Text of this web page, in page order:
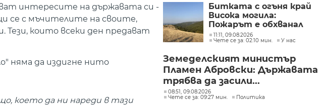
интересите на държавата си -
се с мъчителите на своите,
които всеки ден предават
няма да издигне нито
което да ни нареди в тази
Михайлова
Битката с огъня край
Висока могила:
Пожарът е обхванал
около 1200 декара сухи
треви, храсти и дъбова
11:11, 09.08.2026
Чете се за: 02:10 мин.
У нас
Земеделският министър
Пламен Абровски: Държавата
трябва да засили...
08:51, 09.08.2026
Чете се за: 09:27 мин.
Политика